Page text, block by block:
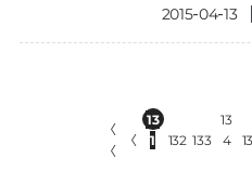
2015-04-13
〈
〈
〈
13
1
132 133
13
4